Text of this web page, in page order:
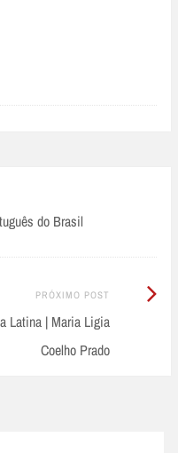
do Brasil
PRÓXIMO POST
Latina | Maria Ligia
Coelho Prado
Próximo